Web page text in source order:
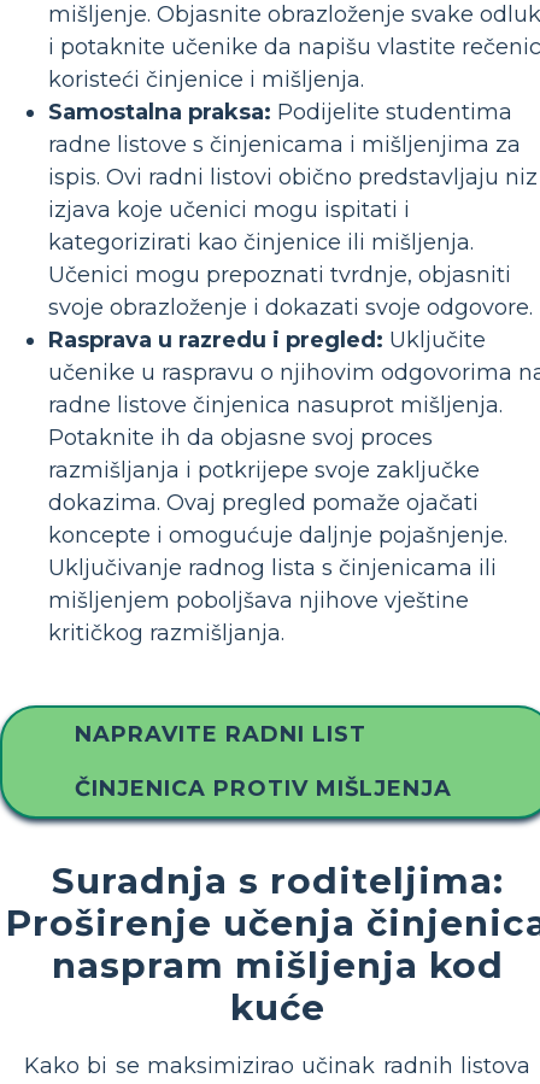
mišljenje. Objasnite obrazloženje svake
i potaknite učenike da napišu vlastite
koristeći činjenice i mišljenja.
Samostalna praksa: Podijelite studentima
radne listove s činjenicama i mišljenjima za
ispis. Ovi radni listovi obično predstavljaju niz
izjava koje učenici mogu ispitati i
kategorizirati kao činjenice ili mišljenja.
Učenici mogu prepoznati tvrdnje, objasniti
svoje obrazloženje i dokazati svoje odgovore.
Rasprava u razredu i pregled: Uključite
učenike u raspravu o njihovim odgovorima
radne listove činjenica nasuprot mišljenja.
Potaknite ih da objasne svoj proces
razmišljanja i potkrijepe svoje zaključke
dokazima. Ovaj pregled pomaže ojačati
koncepte i omogućuje daljnje pojašnjenje.
Uključivanje radnog lista s činjenicama ili
mišljenjem poboljšava njihove vještine
kritičkog razmišljanja.
NAPRAVITE RADNI LIST
ČINJENICA PROTIV MIŠLJENJA
Suradnja s roditeljima:
Proširenje učenja
naspram mišljenja kod
kuće
Kako bi se maksimizirao učinak radnih listova